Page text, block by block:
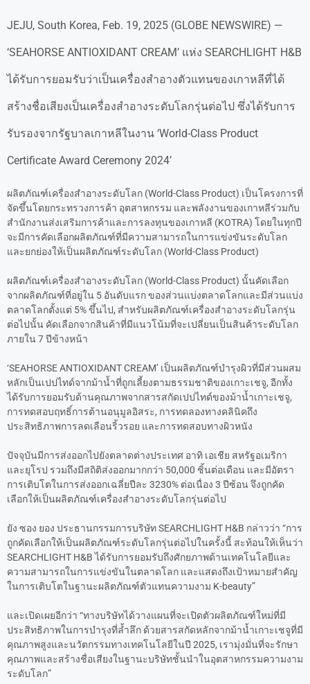
JEJU, South Korea, Feb. 19, 2025 (GLOBE NEWSWIRE) —
‘SEAHORSE ANTIOXIDANT CREAM’ แห่ง SEARCHLIGHT H&B
ได้รับการยอมรับว่าเป็นเครื่องสำอางตัวแทนของเกาหลีที่ได้
สร้างชื่อเสียงเป็นเครื่องสำอางระดับโลกรุ่นต่อไป ซึ่งได้รับการ
รับรองจากรัฐบาลเกาหลีในงาน ‘World-Class Product
Certificate Award Ceremony 2024’
ผลิตภัณฑ์เครื่องสำอางระดับโลก (World-Class Product) เป็นโครงการที่
จัดขึ้นโดยกระทรวงการค้า อุตสาหกรรม และพลังงานของเกาหลีร่วมกับ
สำนักงานส่งเสริมการค้าและการลงทุนของเกาหลี (KOTRA) โดยในทุกปี
จะมีการคัดเลือกผลิตภัณฑ์ที่มีความสามารถในการแข่งขันระดับโลก
และยกย่องให้เป็นผลิตภัณฑ์ระดับโลก (World-Class Product)
ผลิตภัณฑ์เครื่องสำอางระดับโลก (World-Class Product) นั้นคัดเลือก
จากผลิตภัณฑ์ที่อยู่ใน 5 อันดับแรก ของส่วนแบ่งตลาดโลกและมีส่วนแบ่ง
ตลาดโลกตั้งแต่ 5% ขึ้นไป, สำหรับผลิตภัณฑ์เครื่องสำอางระดับโลกรุ่น
ต่อไปนั้น คัดเลือกจากสินค้าที่มีแนวโน้มที่จะเปลี่ยนเป็นสินค้าระดับโลก
ภายใน 7 ปีข้างหน้า
‘SEAHORSE ANTIOXIDANT CREAM’ เป็นผลิตภัณฑ์บำรุงผิวที่มีส่วนผสม
หลักเป็นเปปไทด์จากม้าน้ำที่ถูกเลี้ยงตามธรรมชาติของเกาะเชจู, อีกทั้ง
ได้รับการยอมรับด้านคุณภาพจากสารสกัดเปปไทด์ของม้าน้ำเกาะเชจู,
การทดสอบฤทธิ์การต้านอนุมูลอิสระ, การทดลองทางคลินิคถึง
ประสิทธิภาพการลดเลือนริ้วรอย และการทดสอบทางผิวหนัง
ปัจจุบันมีการส่งออกไปยังตลาดต่างประเทศ อาทิ เอเชีย สหรัฐอเมริกา
และยุโรป รวมถึงมีสถิติส่งออกมากกว่า 50,000 ชิ้นต่อเดือน และมีอัตรา
การเติบโตในการส่งออกเฉลี่ยปีละ 3230% ต่อเนื่อง 3 ปีซ้อน จึงถูกคัด
เลือกให้เป็นผลิตภัณฑ์เครื่องสำอางระดับโลกรุ่นต่อไป
ยัง ซอง ยอง ประธานกรรมการบริษัท SEARCHLIGHT H&B กล่าวว่า “การ
ถูกคัดเลือกให้เป็นผลิตภัณฑ์ระดับโลกรุ่นต่อไปในครั้งนี้ สะท้อนให้เห็นว่า
SEARCHLIGHT H&B ได้รับการยอมรับถึงศักยภาพด้านเทคโนโลยีและ
ความสามารถในการแข่งขันในตลาดโลก และแสดงถึงเป้าหมายสำคัญ
ในการเติบโตในฐานะผลิตภัณฑ์ตัวแทนความงาม K-beauty”
และเปิดเผยอีกว่า “ทางบริษัทได้วางแผนที่จะเปิดตัวผลิตภัณฑ์ใหม่ที่มี
ประสิทธิภาพในการบำรุงที่ล้ำลึก ด้วยสารสกัดหลักจากม้าน้ำเกาะเชจูที่มี
คุณภาพสูงและนวัตกรรมทางเทคโนโลยีในปี 2025, เรามุ่งมั่นที่จะรักษา
คุณภาพและสร้างชื่อเสียงในฐานะบริษัทชั้นนำในอุตสาหกรรมความงาม
ระดับโลก”